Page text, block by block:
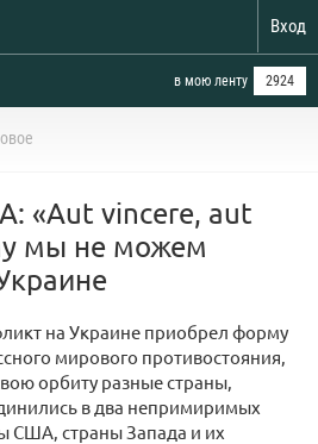
Вход
в мою ленту 2924
«Аut vincere, aut
мы не можем
на Украине приобрел форму
мирового противостояния,
орбиту разные страны,
в два непримиримых
США, страны Запада и их